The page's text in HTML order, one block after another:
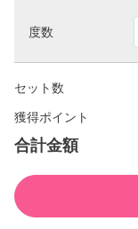
度数
セット数
獲得ポイント
合計金額